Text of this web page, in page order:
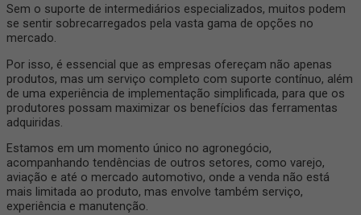
Sem o suporte de intermediários especializados, muitos podem
se sentir sobrecarregados pela vasta gama de opções no
mercado.
Por isso, é essencial que as empresas ofereçam não apenas
produtos, mas um serviço completo com suporte contínuo, além
de uma experiência de implementação simplificada, para que os
produtores possam maximizar os benefícios das ferramentas
adquiridas.
Estamos em um momento único no agronegócio,
acompanhando tendências de outros setores, como varejo,
aviação e até o mercado automotivo, onde a venda não está
mais limitada ao produto, mas envolve também serviço,
experiência e manutenção.